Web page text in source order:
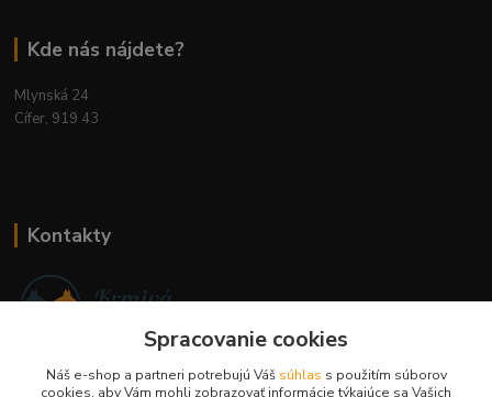
Kde nás nájdete?
Mlynská 24
Cífer, 919 43
Kontakty
Ing. Miriam Botíková
+421 944 394 715
Spracovanie cookies
Náš e-shop a partneri potrebujú Váš súhlas s použitím súborov
cookies, aby Vám mohli zobrazovať informácie týkajúce sa Vašich